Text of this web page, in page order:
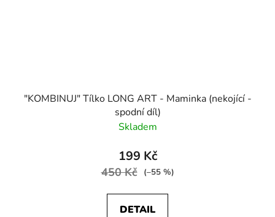
"KOMBINUJ" Tílko LONG ART - Maminka (nekojící -
spodní díl)
Skladem
199 Kč
450 Kč (–55 %)
DETAIL